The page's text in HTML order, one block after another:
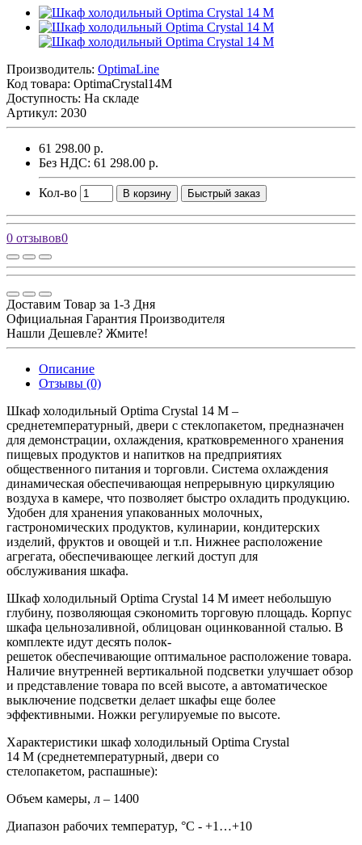
Производитель: OptimaLine
Код товара: OptimaCrystal14M
Доступность: На складе
Артикул: 2030
61 298.00 р.
Без НДС: 61 298.00 р.
Кол-во В корзину Быстрый заказ
0 отзывов0
Доставим Товар за 1-3 Дня
Официальная Гарантия Производителя
Нашли Дешевле? Жмите!
Описание
Отзывы (0)
Шкаф холодильный Optima Crystal 14 M –
среднетемпературный, двери с стеклопакетом, предназначен
для демонстрации, охлаждения, кратковременного хранения
пищевых продуктов и напитков на предприятиях
общественного питания и торговли. Система охлаждения
динамическая обеспечивающая непрерывную циркуляцию
воздуха в камере, что позволяет быстро охладить продукцию.
Удобен для хранения упакованных молочных,
гастрономических продуктов, кулинарии, кондитерских
изделий, фруктов и овощей и т.п. Нижнее расположение
агрегата, обеспечивающее легкий доступ для
обслуживания шкафа.
Шкаф холодильный Optima Crystal 14 M имеет небольшую
глубину, позволяющая сэкономить торговую площадь. Корпус
шкафа цельнозаливной, облицован оцинкованной сталью. В
комплекте идут десять полок-
решеток обеспечивающие оптимальное расположение товара.
Наличие внутренней вертикальной подсветки улучшает обзор
и представление товара по всей высоте, а автоматическое
выключение подсветки делает шкафы еще более
эффективными. Ножки регулируемые по высоте.
Характеристики шкаф холодильный Optima Crystal
14 M (среднетемпературный, двери со
стелопакетом, распашные):
Объем камеры, л – 1400
Диапазон рабочих температур, °C - +1…+10